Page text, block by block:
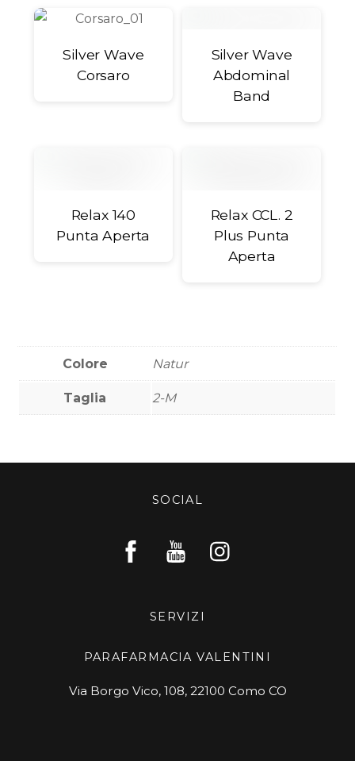
Silver Wave
Corsaro
Silver Wave
Abdominal
Band
Relax 140
Punta Aperta
Relax CCL. 2
Plus Punta
Aperta
Colore Natur
Taglia 2-M
SOCIAL
SERVIZI
PARAFARMACIA VALENTINI
Via Borgo Vico, 108, 22100 Como CO